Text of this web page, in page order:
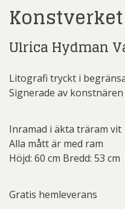
Konstverket
Ulrica Hydman
Litografi tryckt i
Signerade av konstnären
Inramad i äkta träram vit
Alla mått är med ram
Höjd: 60 cm Bredd: 53 cm
Gratis hemleverans